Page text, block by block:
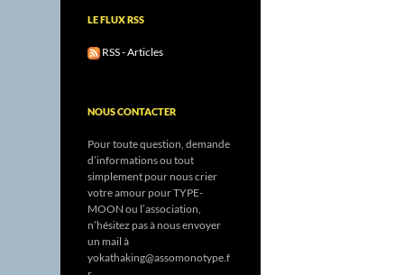
LE FLUX RSS
RSS - Articles
NOUS CONTACTER
Pour toute question, demande
d’informations ou tout
simplement pour nous crier
votre amour pour TYPE-
MOON ou l’association,
n’hésitez pas à nous envoyer
un mail à
yokathaking@assomonotype.f